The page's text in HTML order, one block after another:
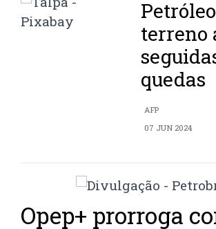
terreno
quedas
AFP
07 JUN 2024
Opep+ prorroga